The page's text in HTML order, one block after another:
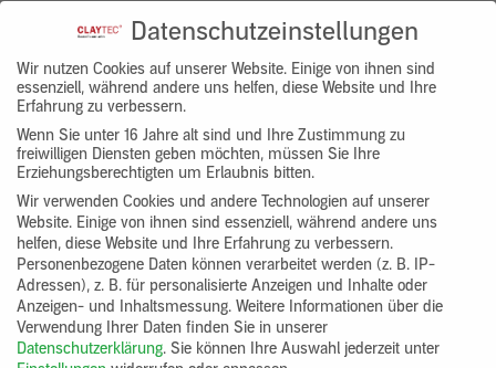
VK5
875,01 €
VK7
625,00 €
Gruppenprodukt
yosima_designputz_bigb
Datenschutzeinstellungen
Wir nutzen Cookies auf unserer Website. Einige von ihnen sind
essenziell, während andere uns helfen, diese Website und Ihre
Erfahrung zu verbessern.
Wenn Sie unter 16 Jahre alt sind und Ihre Zustimmung zu
freiwilligen Diensten geben möchten, müssen Sie Ihre
Erziehungsberechtigten um Erlaubnis bitten.
Wir verwenden Cookies und andere Technologien auf unserer
Website. Einige von ihnen sind essenziell, während andere uns
helfen, diese Website und Ihre Erfahrung zu verbessern.
Personenbezogene Daten können verarbeitet werden (z. B. IP-
Adressen), z. B. für personalisierte Anzeigen und Inhalte oder
Anzeigen- und Inhaltsmessung. Weitere Informationen über die
Verwendung Ihrer Daten finden Sie in unserer
Datenschutzerklärung. Sie können Ihre Auswahl jederzeit unter